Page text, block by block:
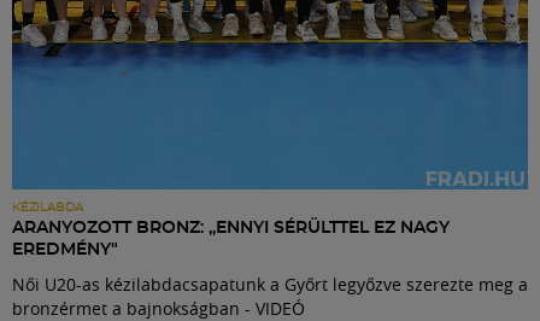
KÉZILABDA
ARANYOZOTT BRONZ: „ENNYI SÉRÜLTTEL EZ NAGY
EREDMÉNY"
Női U20-as kézilabdacsapatunk a Győrt legyőzve szerezte meg a
bronzérmet a bajnokságban - VIDEÓ